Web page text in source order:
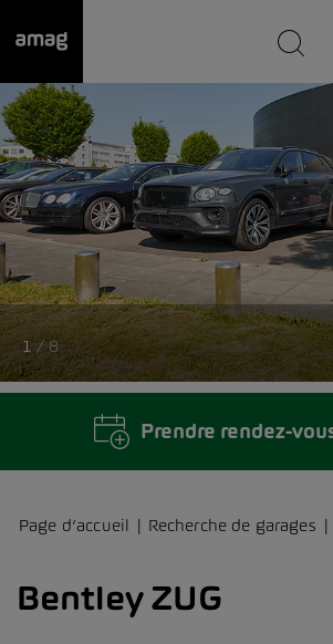
Page d’accueil Recherche de garages
Bentley ZUG
1 / 8
Prendre rendez-